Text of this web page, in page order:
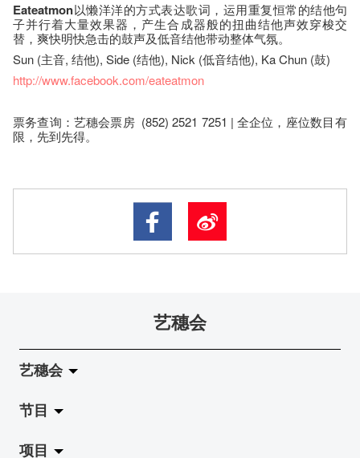
Eateatmon以懒洋洋的方式表达歌词，运用重复恒常的结他句
子并行着大量效果器，产生合成器般的扭曲结他声效穿梭交
替，爽快明快急击的鼓声及低音结他带动整体气氛。
Sun (主音, 结他), Side (结他), Nick (低音结他), Ka Chun (鼓)
http://www.facebook.com/eateatmon
票务查询：艺穗会票房 (852) 2521 7251 | 全企位，座​位​数目​有​
限​，先到先得。
艺穗会
艺穗会
关于艺穗会
艺穗会的演化
节目
拉阔
项目